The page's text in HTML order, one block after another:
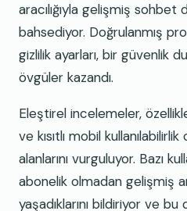
aracılığıyla gelişmiş sohbet
bahsediyor. Doğrulanmış
gizlilik ayarları, bir güvenlik
övgüler kazandı.
Eleştirel incelemeler,
ve kısıtlı mobil
alanlarını vurguluyor. Bazı
abonelik olmadan gelişmiş
yaşadıklarını bildiriyor ve